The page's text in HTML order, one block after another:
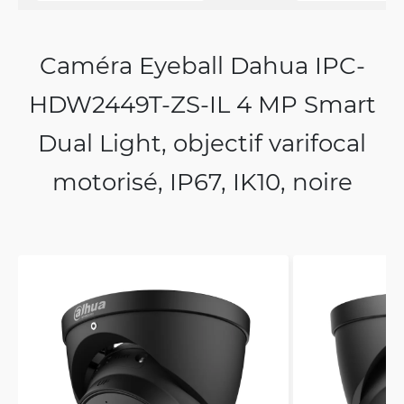
Caméra Eyeball Dahua IPC-
HDW2449T-ZS-IL 4 MP Smart
Dual Light, objectif varifocal
motorisé, IP67, IK10, noire